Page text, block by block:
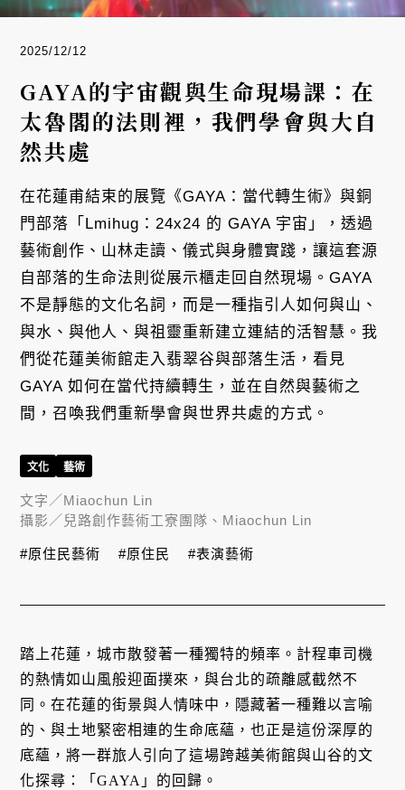
2025/12/12
GAYA的宇宙觀與生命現場課：在
太魯閣的法則裡，我們學會與大自
然共處
在花蓮甫結束的展覽《GAYA：當代轉生術》與銅
門部落「Lmihug：24x24 的 GAYA 宇宙」，透過
藝術創作、山林走讀、儀式與身體實踐，讓這套源
自部落的生命法則從展示櫃走回自然現場。GAYA
不是靜態的文化名詞，而是一種指引人如何與山、
與水、與他人、與祖靈重新建立連結的活智慧。我
們從花蓮美術館走入翡翠谷與部落生活，看見
GAYA 如何在當代持續轉生，並在自然與藝術之
間，召喚我們重新學會與世界共處的方式。
踏上花蓮，城市散發著一種獨特的頻率。計程車司機
的熱情如山風般迎面撲來，與台北的疏離感截然不
同。在花蓮的街景與人情味中，隱藏著一種難以言喻
的、與土地緊密相連的生命底蘊，也正是這份深厚的
底蘊，將一群旅人引向了這場跨越美術館與山谷的文
化探尋：「GAYA」的回歸。
文化 藝術
文字／Miaochun Lin
攝影／ 兒路創作藝術工寮團隊、Miaochun Lin
#原住民藝術 #原住民 #表演藝術